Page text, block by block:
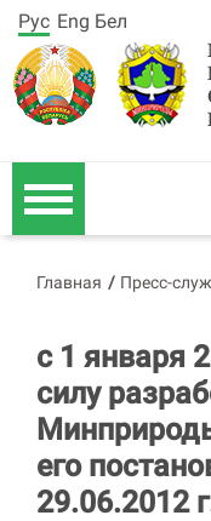
Рус Eng Бел
Главная / Пресс-
с 1 января
силу
его
29.06.2012